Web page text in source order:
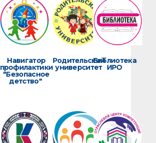
Навигатор
профилактики
"Безопасное
детство"
Родительский
университет
Библиотека
ИРО